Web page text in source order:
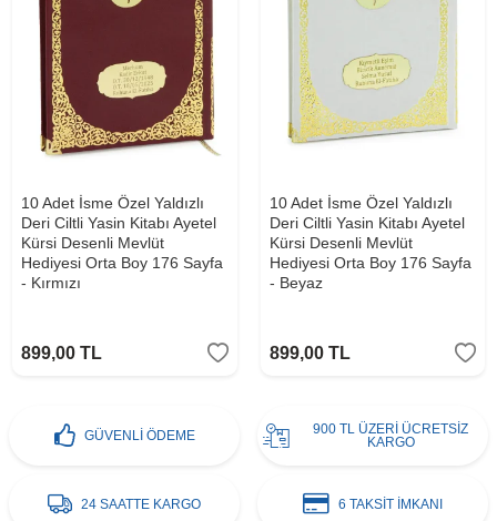
10 Adet İsme Özel Yaldızlı
Deri Ciltli Yasin Kitabı Ayetel
Kürsi Desenli Mevlüt
Hediyesi Orta Boy 176 Sayfa
- Kırmızı
899,00 TL
10 Adet İsme Özel Yaldızlı
Deri Ciltli Yasin Kitabı Ayetel
Kürsi Desenli Mevlüt
Hediyesi Orta Boy 176 Sayfa
- Beyaz
899,00TL
GÜVENLİ ÖDEME
900 TL ÜZERİ ÜCRETSİZ
KARGO
24 SAATTE KARGO 6 TAKSİT İMKANI